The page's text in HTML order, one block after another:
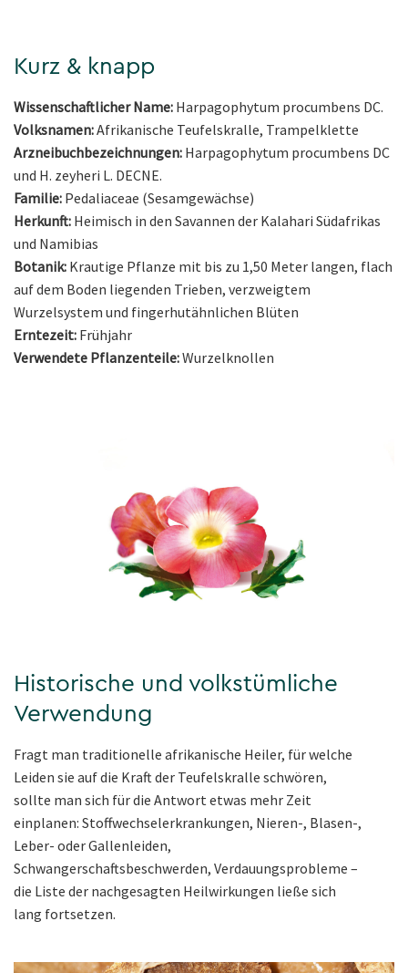
Kurz & knapp
Wissenschaftlicher Name: Harpagophytum procumbens DC.
Volksnamen:Afrikanische Teufelskralle, Trampelklette
Arzneibuchbezeichnungen: Harpagophytum procumbens DC
und H. zeyheri L. DECNE.
Familie: Pedaliaceae (Sesamgewächse)
Herkunft: Heimisch in den Savannen der Kalahari Südafrikas
und Namibias
Botanik: Krautige Pflanze mit bis zu 1,50 Meter langen, flach
auf dem Boden liegenden Trieben, verzweigtem
Wurzelsystem und fingerhutähnlichen Blüten
Erntezeit: Frühjahr
Verwendete Pflanzenteile:Wurzelknollen
Historische und volkstümliche
Verwendung
Fragt man traditionelle afrikanische Heiler, für welche
Leiden sie auf die Kraft der Teufelskralle schwören,
sollte man sich für die Antwort etwas mehr Zeit
einplanen: Stoffwechselerkrankungen, Nieren-, Blasen-,
Leber- oder Gallenleiden,
Schwangerschaftsbeschwerden, Verdauungsprobleme –
die Liste der nachgesagten Heilwirkungen ließe sich
lang fortsetzen.